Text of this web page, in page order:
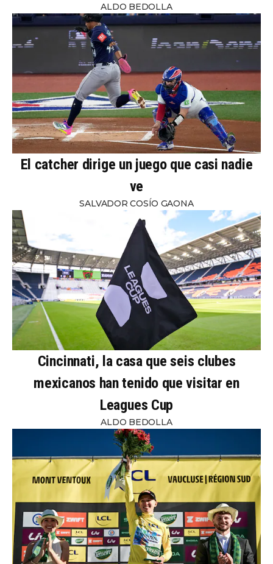
ALDO BEDOLLA
El catcher dirige un juego que casi nadie
ve
SALVADOR COSÍO GAONA
Cincinnati, la casa que seis clubes
mexicanos han tenido que visitar en
Leagues Cup
ALDO BEDOLLA